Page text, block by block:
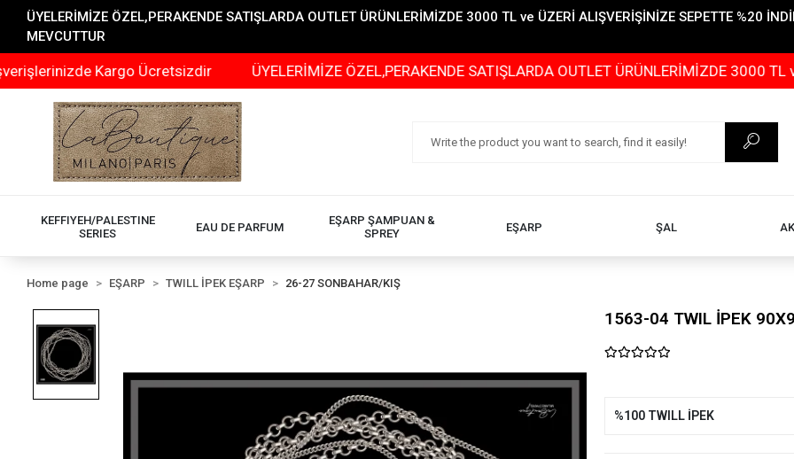
ÜYELERİMİZE ÖZEL,PERAKENDE SATIŞLARDA OUTLET ÜRÜNLERİMİZDE 3000 TL ve ÜZERİ ALIŞVERİŞİNİZE SEPETTE %20
MEVCUTTUR
Kargo Ücretsizdir ÜYELERİMİZE ÖZEL,PERAKENDE SATIŞLARDA OUTLET ÜRÜNLERİMİZDE 3000 TL ve
KEFFIYEH/PALESTINE
SERIES
EAU DE PARFUM
EŞARP ŞAMPUAN &
SPREY
EŞARP ŞAL
Home page EŞARP TWILL İPEK EŞARP 26-27 SONBAHAR/KIŞ
1563-04 TWIL İPEK
%100 TWILL İPEK